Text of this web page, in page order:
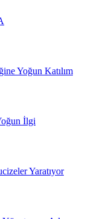
Yoğun Katılım
İlgi
Yaratıyor